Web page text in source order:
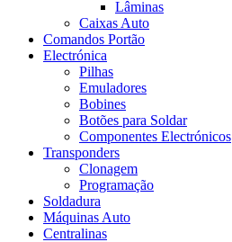
Lâminas
Caixas Auto
Comandos Portão
Electrónica
Pilhas
Emuladores
Bobines
Botões para Soldar
Componentes Electrónicos
Transponders
Clonagem
Programação
Soldadura
Máquinas Auto
Centralinas